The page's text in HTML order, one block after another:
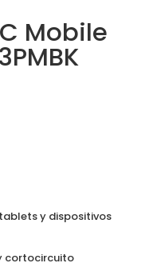
Mobile
y dispositivos
cortocircuito